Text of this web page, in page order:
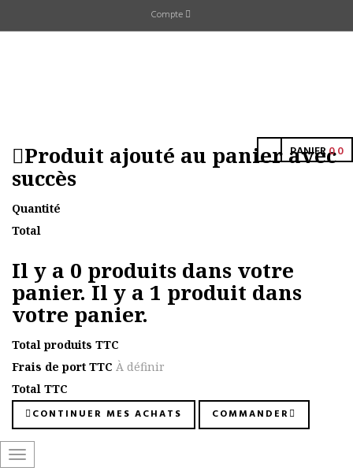
Compte
PANIER00
Produit ajouté au panier avec
succès
Quantité
Total
Il y a 0 produits dans votre
panier.Il y a 1 produit dans
votre panier.
Total produits TTC
Frais de port TTC À définir
Total TTC
CONTINUER MES ACHATS COMMANDER
Basculer